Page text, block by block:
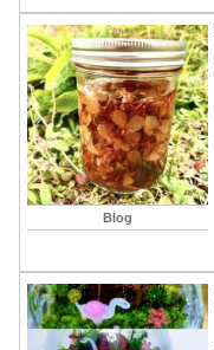
Blog